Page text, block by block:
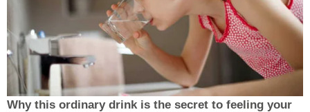
Why this ordinary drink is the secret to feeling your